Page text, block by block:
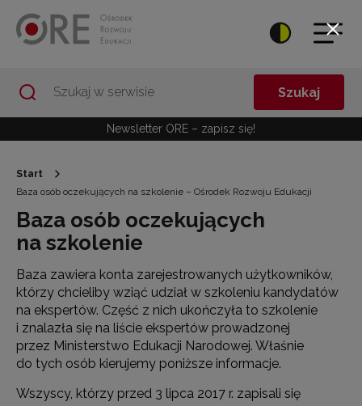
Szukaj
Newsletter ORE – zapisz się!
Start
Baza osób oczekujących na szkolenie – Ośrodek Rozwoju Edukacji
Baza osób oczekujących
na szkolenie
Baza zawiera konta zarejestrowanych użytkowników,
którzy chcieliby wziąć udział w szkoleniu kandydatów
na ekspertów. Część z nich ukończyła to szkolenie
i znalazła się na liście ekspertów prowadzonej
przez Ministerstwo Edukacji Narodowej. Właśnie
do tych osób kierujemy poniższe informacje.
Wszyscy, którzy przed 3 lipca 2017 r. zapisali się